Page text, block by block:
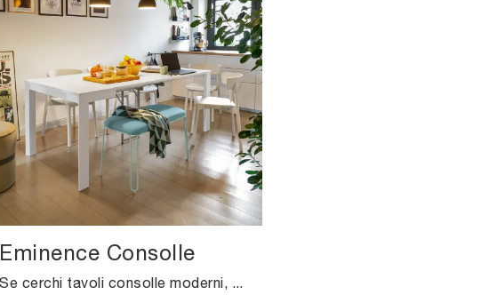
Eminence Consolle
Se cerchi tavoli consolle moderni, ecco a te il modello da cucina in melaminico Eminence Consolle della firma Connubia.